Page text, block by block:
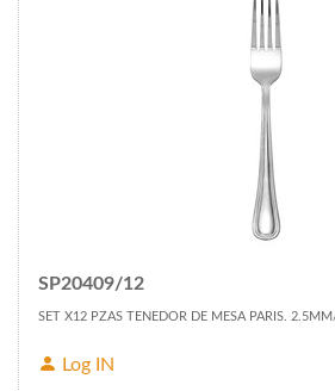
SP20409/12
SET X12 PZAS TENEDOR DE MESA PARIS.
Log IN